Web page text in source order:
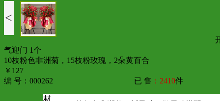
<
气迎门 1个
10枝粉色非洲菊，15枝粉玫瑰，2朵黄百合
￥127
编 号：000262
已 售 ：2410件
材